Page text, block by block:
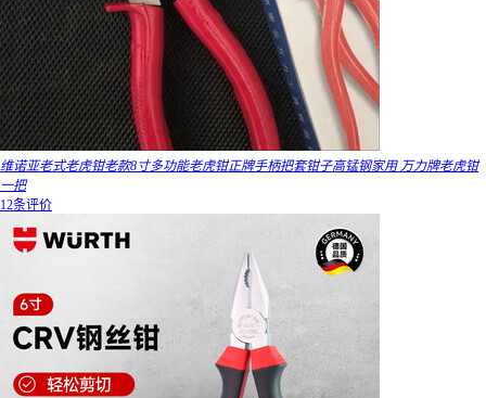
维诺亚老式老虎钳老款8寸多功能老虎钳正牌手柄把套钳子高锰钢家用 万力牌老虎钳
一把
12条评价